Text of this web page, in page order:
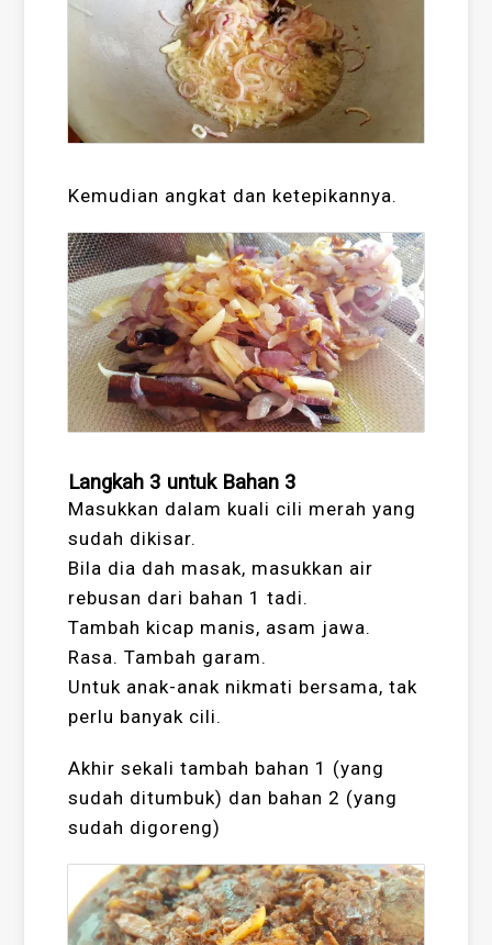
Kemudian angkat dan ketepikannya.
Langkah 3 untuk Bahan 3
Masukkan dalam kuali cili merah yang
sudah dikisar.
Bila dia dah masak, masukkan air
rebusan dari bahan 1 tadi.
Tambah kicap manis, asam jawa.
Rasa. Tambah garam.
Untuk anak-anak nikmati bersama, tak
perlu banyak cili.
Akhir sekali tambah bahan 1 (yang
sudah ditumbuk) dan bahan 2 (yang
sudah digoreng)